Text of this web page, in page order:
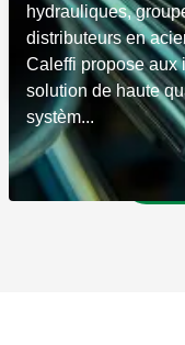
hydrauliques,
distributeurs en
Caleffi propose aux
solution de haute
systèm...